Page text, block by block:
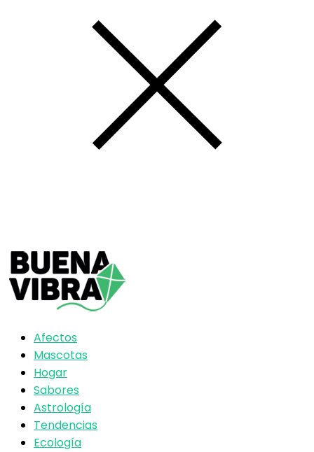
Afectos
Mascotas
Hogar
Sabores
Astrología
Tendencias
Ecología